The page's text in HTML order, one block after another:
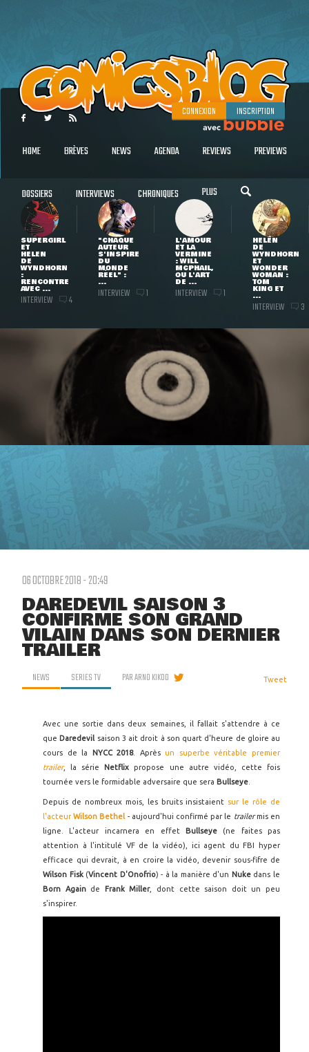
CONNEXION INSCRIPTION
HOME BRÈVES NEWS AGENDA REVIEWS PREVIEWS
DOSSIERS INTERVIEWS CHRONIQUES PLUS
SUPERGIRL
ET
HELEN
DE
WYNDHORN
:
RENCONTRE
AVEC ...
INTERVIEW 4
"CHAQUE
AUTEUR
S'INSPIRE
DU
MONDE
RÉEL" :
...
INTERVIEW 1
L'AMOUR
ET LA
VERMINE
: WILL
MCPHAIL,
OU L'ART
DE ...
INTERVIEW 1
HELEN
DE
WYNDHORN
ET
WONDER
WOMAN :
TOM
KING ET
...
INTERVIEW 3
06 OCTOBRE 2018 - 20:49
DAREDEVIL SAISON 3
CONFIRME SON GRAND
VILAIN DANS SON DERNIER
TRAILER
NEWS SERIES TV PARARNO KIKOO Tweet
Avec une sortie dans deux semaines, il fallait s'attendre à ce
que Daredevil saison 3 ait droit à son quart d'heure de gloire au
cours de la
NYCC 2018. Aprèsun superbe véritable premier
trailer, la série Netflixpropose une autre vidéo, cette fois
tournée vers le formidable adversaire que sera Bullseye
Depuis de nombreux mois, les bruits insistaient sur le rôle de
l'acteurWilson Bethel - aujourd'hui confirmé par le trailermis en
ligne. L'acteur incarnera en effet Bullseye (ne faites pas
attention à l'intitulé VF de la vidéo), ici agent du FBI hyper
efficace qui devrait, à en croire la vidéo, devenir sous-fifre de
Wilson Fisk (Vincent D'Onofrio) - à la manière d'un Nuke dans le
Born Again de Frank Miller, dont cette saison doit un peu
s'inspirer.